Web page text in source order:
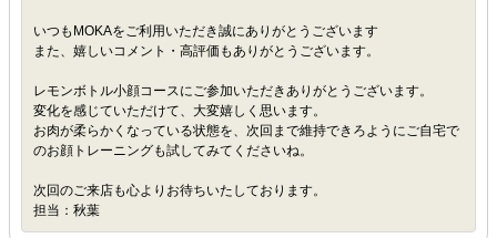
いつもMOKAをご利用いただき誠にありがとうございます
また、嬉しいコメント・高評価もありがとうございます。
レモンボトル小顔コースにご参加いただきありがとうございます。
変化を感じていただけて、大変嬉しく思います。
お肉が柔らかくなっている状態を、次回まで維持できろようにご自宅で
のお顔トレーニングも試してみてくださいね。
次回のご来店も心よりお待ちいたしております。
担当：秋葉